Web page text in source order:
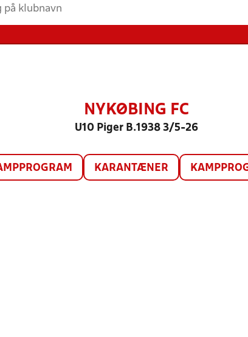
NYKØBING FC
U10 Piger B.1938 3/5-26
KARANTÆNER